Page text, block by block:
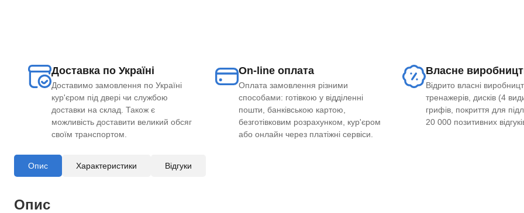
Доставка по Україні
Доставимо замовлення по Україні
кур'єром під двері чи службою
доставки на склад. Також є
можливість доставити великий обсяг
своїм транспортом.
On-line оплата
Оплата замовлення різними
способами: готівкою у відділенні
пошти, банківською картою,
безготівковим розрахунком, кур'єром
або онлайн через платіжні сервіси.
Власне
Відрито власні
тренажерів, дисків (4
грифів, покриття для
20 000 позитивних
Опис Характеристики Відгуки
Опис